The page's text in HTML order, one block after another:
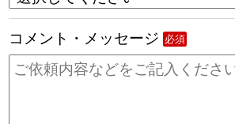
コメント・メッセージ 必須